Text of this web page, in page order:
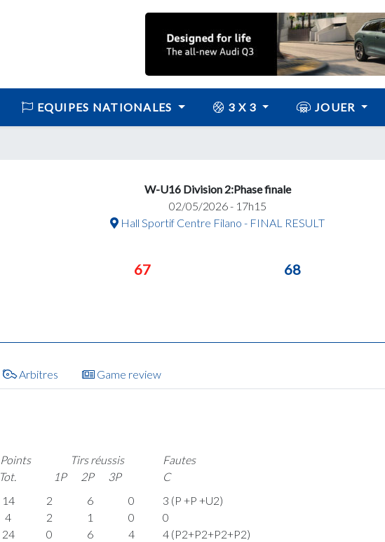
EQUIPES NATIONALES 3 X 3 JOUER
W-U16 Division 2:Phase finale
02/05/2026 - 17h15
Hall Sportif Centre Filano - FINAL RESULT
67 68
Arbitres Game review
Points
Tot.
Tirs réussis
1P
2P 3P
Fautes
C
14 2 6 0
3 (P +P +U2)
4 2 1 0
0
24 0 6 4
4 (P2+P2+P2+P2)